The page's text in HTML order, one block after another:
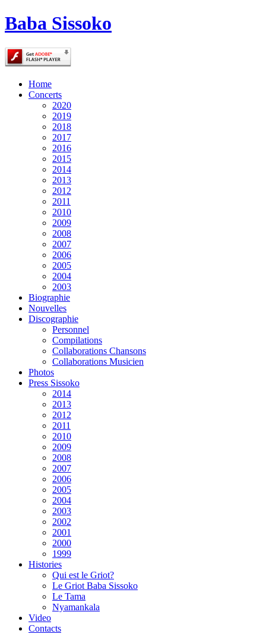
Baba Sissoko
Home
Concerts
2020
2019
2018
2017
2016
2015
2014
2013
2012
2011
2010
2009
2008
2007
2006
2005
2004
2003
Biographie
Nouvelles
Discographie
Personnel
Compilations
Collaborations Chansons
Collaborations Musicien
Photos
Press Sissoko
2014
2013
2012
2011
2010
2009
2008
2007
2006
2005
2004
2003
2002
2001
2000
1999
Histories
Qui est le Griot?
Le Griot Baba Sissoko
Le Tama
Nyamankala
Video
Contacts